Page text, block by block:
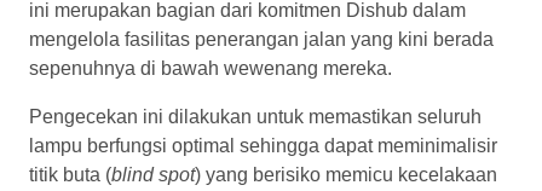
ini merupakan bagian dari komitmen Dishub dalam
mengelola fasilitas penerangan jalan yang kini berada
sepenuhnya di bawah wewenang mereka.
Pengecekan ini dilakukan untuk memastikan seluruh
lampu berfungsi optimal sehingga dapat meminimalisir
titik buta (blind spot) yang berisiko memicu kecelakaan